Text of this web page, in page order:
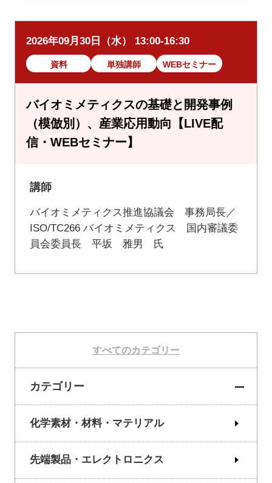
2026年09月30日（水） 13:00-16:30
資料 単独講師 WEBセミナー
バイオミメティクスの基礎と開発事例
（模倣別）、産業応用動向【LIVE配
信・WEBセミナー】
講師
バイオミメティクス推進協議会 事務局長／
ISO/TC266 バイオミメティクス 国内審議委
員会委員長 平坂 雅男 氏
すべてのカテゴリー
カテゴリー
化学素材・材料・マテリアル
先端製品・エレクトロニクス